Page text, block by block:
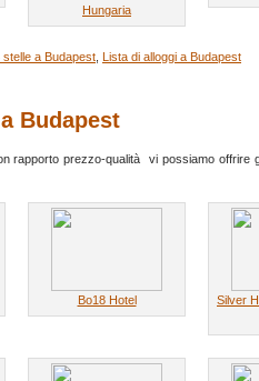
Hungaria
stelle a Budapest Lista di alloggi a Budapest
Budapest
rapporto prezzo-qualità vi possiamo offrire
Bo18 Hotel
Silver